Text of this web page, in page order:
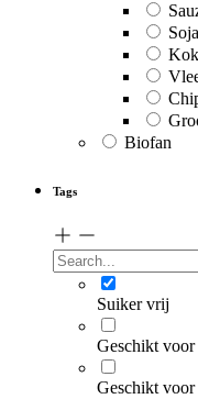
Biofan
Tags
Suiker vrij
Geschikt voor
Geschikt voor